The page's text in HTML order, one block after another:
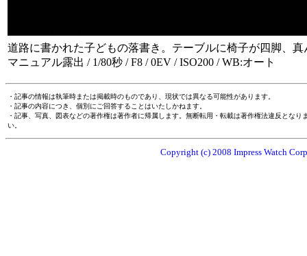
道路に書かれた子どもの落書き。テーブルに椅子が四脚、
マニュアル露出 / 1/80秒 / F8 / 0EV / ISO200 / WB:オート
・記事の情報は執筆時または掲載時のものであり、現状では異なる可能性があります。
・記事の内容につき、個別にご回答することはいたしかねます。
・記事、写真、図表などの著作権は著作者に帰属します。無断転用・転載は著作権法違反とな
い。
Copyright (c) 2008 Impress Watch